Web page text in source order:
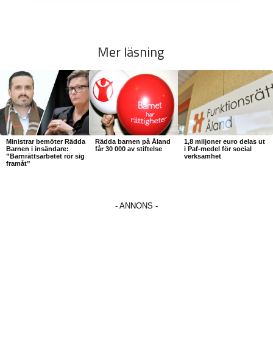
Mer läsning
Ministrar bemöter Rädda
Barnen i insändare:
”Barnrättsarbetet rör sig
framåt”
Rädda barnen på Åland
får 30 000 av stiftelse
1,8 miljoner euro delas ut
i Paf-medel för social
verksamhet